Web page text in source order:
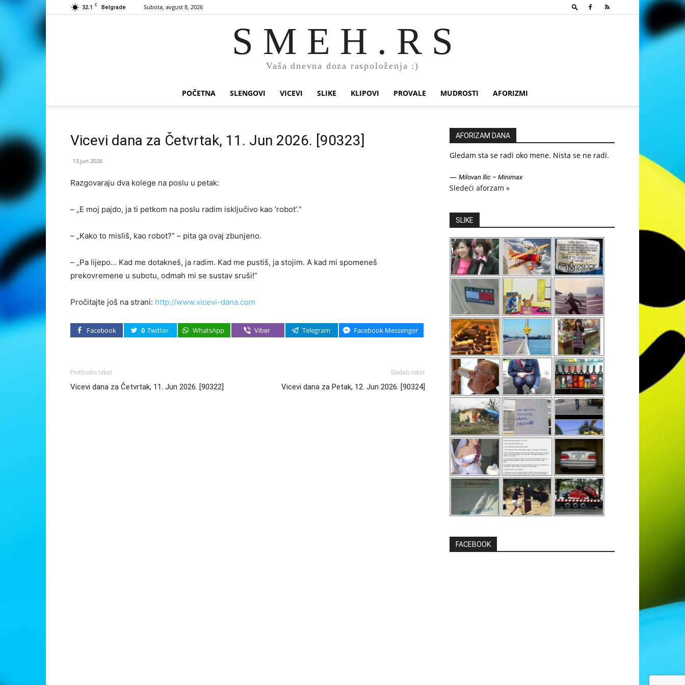
32.1 C Belgrade Subota, avgust 8, 2026
S M E H . R S
Vaša dnevna doza raspoloženja :)
POČETNA SLENGOVI VICEVI SLIKE KLIPOVI PROVALE MUDROSTI AFORIZMI
Vicevi dana za Četvrtak, 11. Jun 2026. [90323]
13.jun 2026
Razgovaraju dva kolege na poslu u petak:
– „E moj pajdo, ja ti petkom na poslu radim isključivo kao ‘robot’.“
– „Kako to misliš, kao robot?“ – pita ga ovaj zbunjeno.
– „Pa lijepo… Kad me dotakneš, ja radim. Kad me pustiš, ja stojim. A kad mi spomeneš
prekovremene u subotu, odmah mi se sustav sruši!“
Pročitajte još na strani: http://www.vicevi-dana.com
Facebook 0 Twitter WhatsApp Viber Telegram Facebook Messenger
Prethodni tekst
Vicevi dana za Četvrtak, 11. Jun 2026. [90322]
Sledeći tekst
Vicevi dana za Petak, 12. Jun 2026. [90324]
AFORIZAM DANA
Gledam sta se radi oko mene. Nista se ne radi.
— Milovan Ilic – Minimax
Sledeći aforzam »
SLIKE
FACEBOOK